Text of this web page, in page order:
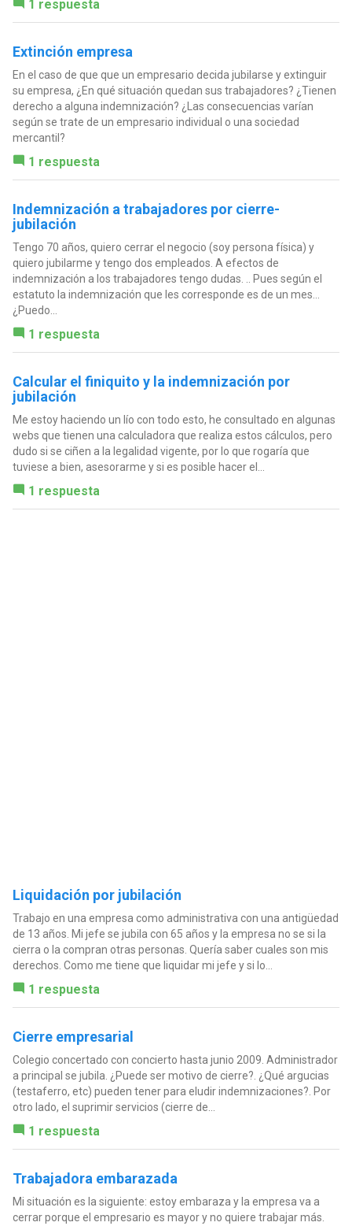
1 respuesta
Extinción empresa
En el caso de que que un empresario decida jubilarse y extinguir
su empresa, ¿En qué situación quedan sus trabajadores? ¿Tienen
derecho a alguna indemnización? ¿Las consecuencias varían
según se trate de un empresario individual o una sociedad
mercantil?
1 respuesta
Indemnización a trabajadores por cierre-
jubilación
Tengo 70 años, quiero cerrar el negocio (soy persona física) y
quiero jubilarme y tengo dos empleados. A efectos de
indemnización a los trabajadores tengo dudas. .. Pues según el
estatuto la indemnización que les corresponde es de un mes…
¿Puedo...
1 respuesta
Calcular el finiquito y la indemnización por
jubilación
Me estoy haciendo un lío con todo esto, he consultado en algunas
webs que tienen una calculadora que realiza estos cálculos, pero
dudo si se ciñen a la legalidad vigente, por lo que rogaría que
tuviese a bien, asesorarme y si es posible hacer el...
1 respuesta
Liquidación por jubilación
Trabajo en una empresa como administrativa con una antigüedad
de 13 años. Mi jefe se jubila con 65 años y la empresa no se si la
cierra o la compran otras personas. Quería saber cuales son mis
derechos. Como me tiene que liquidar mi jefe y si lo...
1 respuesta
Cierre empresarial
Colegio concertado con concierto hasta junio 2009. Administrador
a principal se jubila. ¿Puede ser motivo de cierre?. ¿Qué argucias
(testaferro, etc) pueden tener para eludir indemnizaciones?. Por
otro lado, el suprimir servicios (cierre de...
1 respuesta
Trabajadora embarazada
Mi situación es la siguiente: estoy embaraza y la empresa va a
cerrar porque el empresario es mayor y no quiere trabajar más.